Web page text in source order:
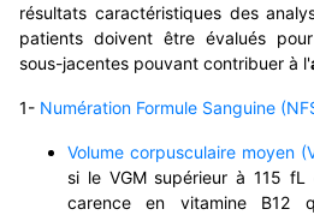
résultats caractéristiques des
patients doivent être évalués
sous-jacentes pouvant contribuer à l'
1- Numération Formule Sanguine
Volume corpusculaire moyen
si le VGM supérieur à 115
carence en vitamine B12